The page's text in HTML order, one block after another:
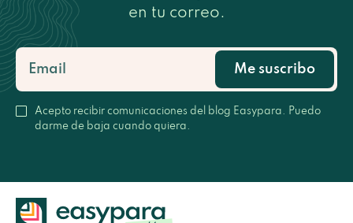
en tu correo.
Acepto recibir comunicaciones del blog Easypara. Puedo
darme de baja cuando quiera.
Me suscribo